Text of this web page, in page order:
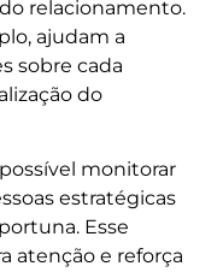
relacionamento.
ajudam a
sobre cada
do
monitorar
estratégicas
Esse
atenção e reforça